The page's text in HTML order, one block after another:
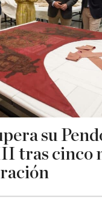
su
tras cinco